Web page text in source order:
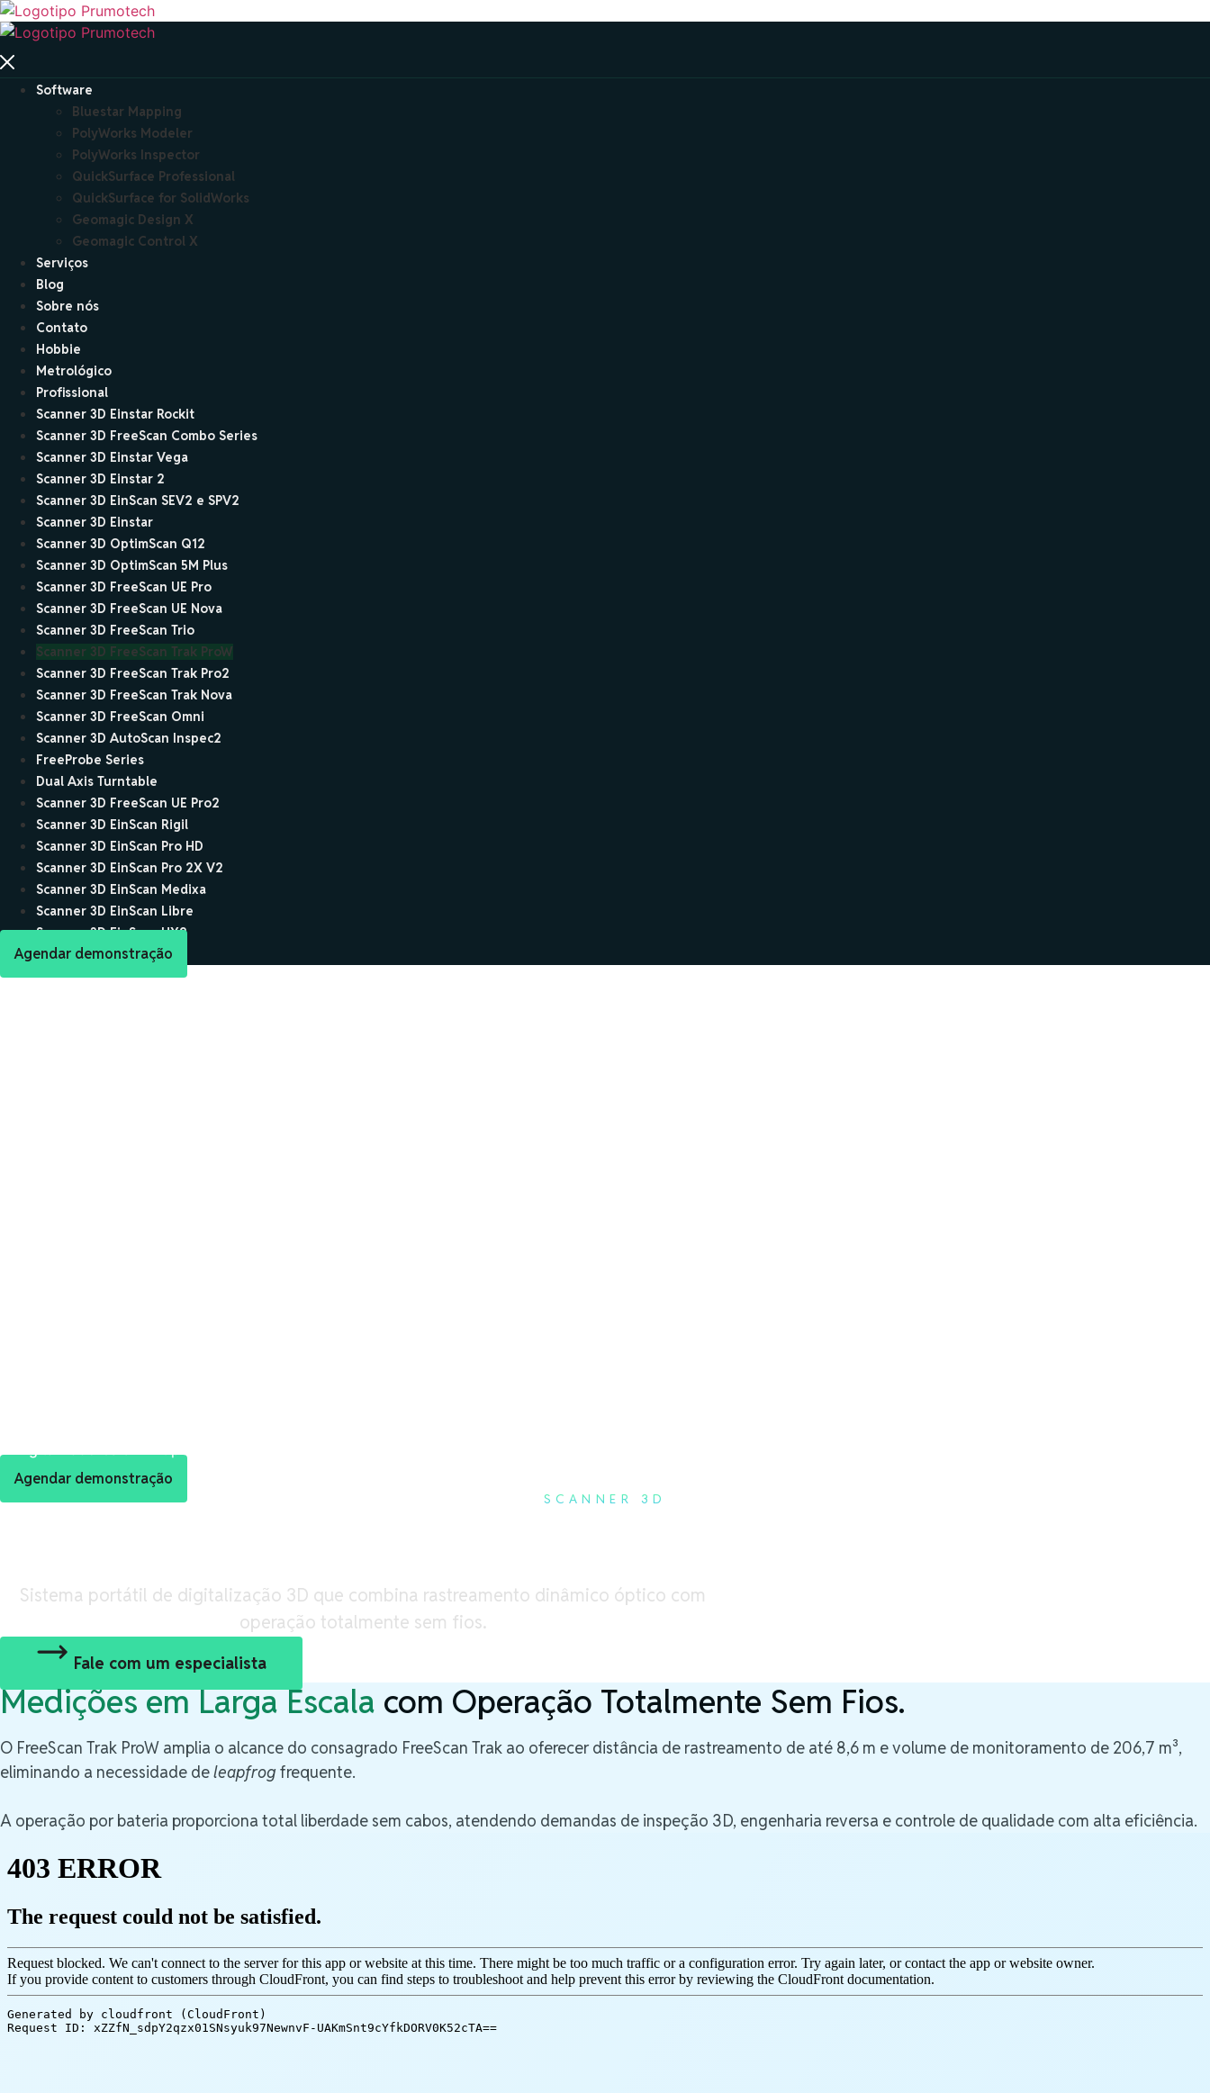
Ir
para
o
Software
Bluestar Mapping
PolyWorks Modeler
PolyWorks Inspector
QuickSurface Professional
QuickSurface for SolidWorks
Geomagic Design X
Geomagic Control X
Serviços
Blog
Sobre nós
Contato
Hobbie
Metrológico
Profissional
Scanner 3D Einstar Rockit
Scanner 3D FreeScan Combo Series
Scanner 3D Einstar Vega
Scanner 3D Einstar 2
Scanner 3D EinScan SEV2 e SPV2
Scanner 3D Einstar
Scanner 3D OptimScan Q12
Scanner 3D OptimScan 5M Plus
Scanner 3D FreeScan UE Pro
Scanner 3D FreeScan UE Nova
Scanner 3D FreeScan Trio
Scanner 3D FreeScan Trak ProW
Scanner 3D FreeScan Trak Pro2
Scanner 3D FreeScan Trak Nova
Scanner 3D FreeScan Omni
Scanner 3D AutoScan Inspec2
FreeProbe Series
Dual Axis Turntable
Scanner 3D FreeScan UE Pro2
Scanner 3D EinScan Rigil
Scanner 3D EinScan Pro HD
Scanner 3D EinScan Pro 2X V2
Scanner 3D EinScan Medixa
Scanner 3D EinScan Libre
Scanner 3D EinScan HX2
Agendar demonstração
Agendar demonstração
SCANNER 3D
Sistema portátil de digitalização 3D que combina rastreamento dinâmico óptico com
operação totalmente sem fios.
Fale com um especialista
Medições em Larga Escala com Operação Totalmente Sem Fios.
O FreeScan Trak ProW amplia o alcance do consagrado FreeScan Trak ao oferecer distância de rastreamento de até 8,6 m e volume de monitoramento de 206,7 m³,
eliminando a necessidade deleapfrogfrequente.
A operação por bateria proporciona total liberdade sem cabos, atendendo demandas de inspeção 3D, engenharia reversa e controle de qualidade com alta eficiência.